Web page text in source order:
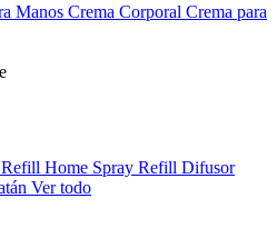
Manos Crema Corporal Crema para
Refill Home Spray Refill Difusor
Ver todo